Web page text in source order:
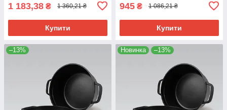
1 183,38 ₴ 1 360,21 ₴
Купити
945 ₴ 1 086,21 ₴
Купити
–13% Новинка –13%